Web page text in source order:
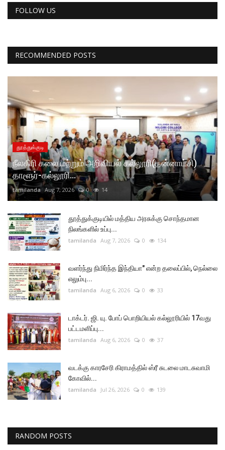
FOLLOW US
RECOMMENDED POSTS
தூத்துக்குடி
நீலகிரி கலை மற்றும் அறிவியல் கல்லூரி(தன்னாட்சி)
தாளூர்-கல்லூரி...
tamilanda Aug 7, 2026 0 14
தூத்துக்குடியில் மத்திய அரசுக்கு சொந்தமான
நிலங்களில் உப்பு...
tamilanda Aug 7, 2026 0 134
வளர்ந்து நிமிர்ந்த இந்தியா" என்ற தலைப்பில், நெல்லை
எலும்பு...
tamilanda Aug 6, 2026 0 33
டாக்டர். ஜி. யு. போப் பொறியியல் கல்லூரியில் 17வது
பட்டமளிப்பு...
tamilanda Aug 6, 2026 0 37
வடக்கு காரசேரி கிராமத்தில் ஸ்ரீ சுடலை மாடசுவாமி
கோவில்...
tamilanda Jul 26, 2026 0 139
RANDOM POSTS